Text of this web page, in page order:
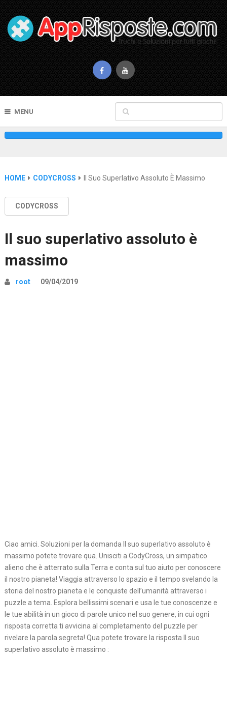
MENU
HOME CODYCROSS Il Suo Superlativo Assoluto È Massimo
CODYCROSS
Il suo superlativo assoluto è
massimo
root 09/04/2019
Ciao amici. Soluzioni per la domanda Il suo superlativo assoluto è
massimo potete trovare qua. Unisciti a CodyCross, un simpatico
alieno che è atterrato sulla Terra e conta sul tuo aiuto per conoscere
il nostro pianeta! Viaggia attraverso lo spazio e il tempo svelando la
storia del nostro pianeta e le conquiste dell’umanità attraverso i
puzzle a tema. Esplora bellissimi scenari e usa le tue conoscenze e
le tue abilità in un gioco di parole unico nel suo genere, in cui ogni
risposta corretta ti avvicina al completamento del puzzle per
rivelare la parola segreta! Qua potete trovare la risposta Il suo
superlativo assoluto è massimo :